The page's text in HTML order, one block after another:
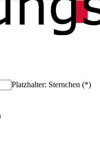
Platzhalter: Sternchen (*)